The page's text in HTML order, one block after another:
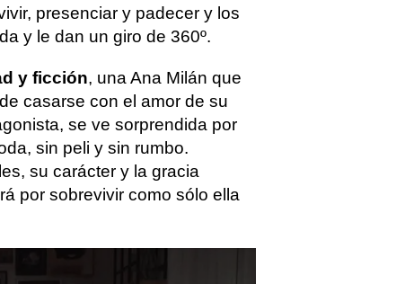
presenciar y padecer y los
y le dan un giro de 360º.
y ficción, una Ana Milán que
casarse con el amor de su
se ve sorprendida por
sin peli y sin rumbo.
su carácter y la gracia
por sobrevivir como sólo ella